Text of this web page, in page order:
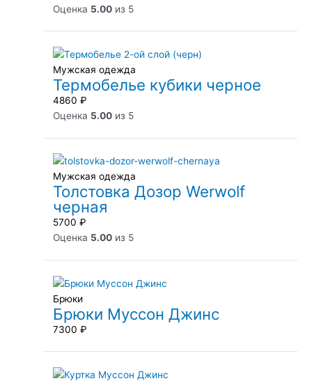
Оценка 5.00из 5
Мужская одежда
Термобелье кубики черное
4860 ₽
Оценка 5.00из 5
Мужская одежда
Толстовка Дозор Werwolf
черная
5700 ₽
Оценка 5.00из 5
Брюки
Брюки Муссон Джинс
7300 ₽